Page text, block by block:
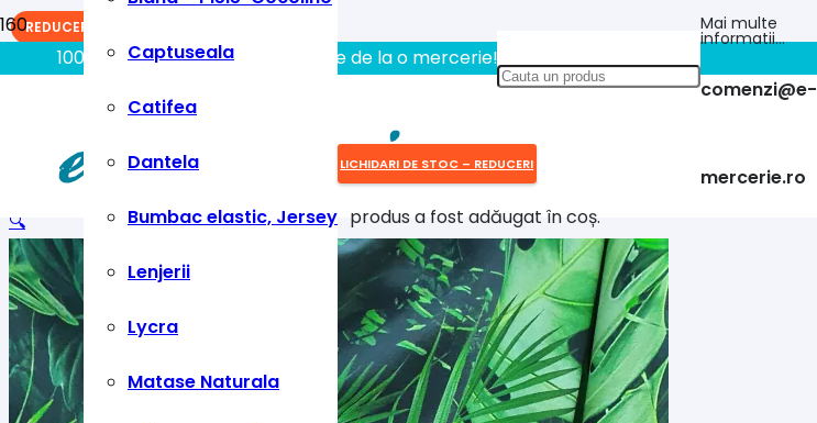
100% aici gasiti tot ce aveti nevoie de la o mercerie!!
Mai multe
informatii…
comenzi@e-
mercerie.ro
Captuseala
Catifea
Dantela
Bumbac elastic, Jersey
Lenjerii
Lycra
Matase Naturala
LICHIDARI DE STOC – REDUCERI
produsa fost adăugat în coș.
🔍
REDUCERI!